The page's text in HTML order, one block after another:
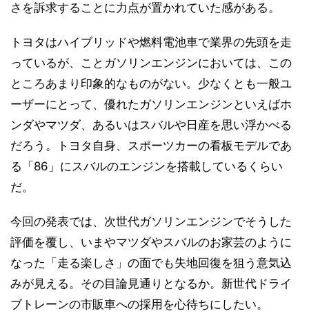
さを訴求することに力点が置かれていた感がある。
トヨタはハイブリッドや燃料電池車で業界の先頭を走
っているが、ことガソリンエンジンにおいては、この
ところあまり印象的なものがない。少なくとも一般ユ
ーザーにとって、優れたガソリンエンジンといえばホ
ンダやマツダ、あるいはスバルや日産を思い浮かべる
だろう。トヨタ自身、スポーツカーの看板モデルであ
る「86」にスバルのエンジンを搭載しているくらい
だ。
今回の発表では、次世代ガソリンエンジンでそうした
評価を覆し、いまやマツダやスバルのお家芸のように
なった「走る楽しさ」の面でも失地回復を狙う意気込
みが見える。その目論見通りとなるか。新世代ドライ
ブトレーンの市販車への採用を心待ちにしたい。